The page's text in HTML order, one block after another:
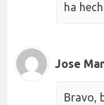
ha
Jose
Bravo,